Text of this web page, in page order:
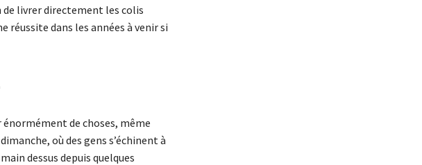
de livrer directement les colis
réussite dans les années à venir si
de choses, même
où des gens s’échinent à
dessus depuis quelques